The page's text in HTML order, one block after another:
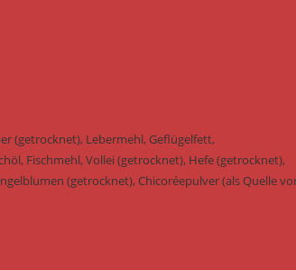
(getrocknet), Lebermehl, Geflügelfett,
Fischmehl, Vollei (getrocknet), Hefe (getrocknet),
(getrocknet), Chicoréepulver (als Quelle